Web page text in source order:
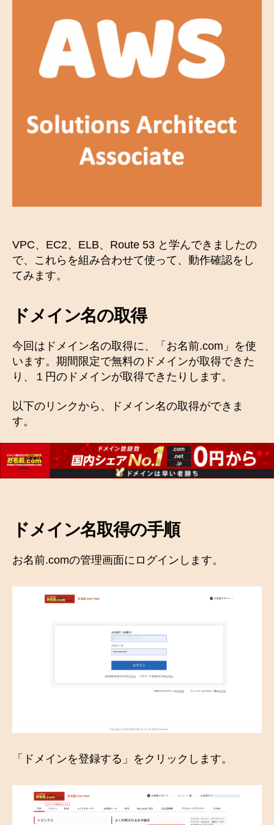
）
V
P
C
、
E
、
u
t
を
使
っ
て
み
る
の
VPC、EC2、ELB、Route 53 と学んできましたの
で、これらを組み合わせて使って、動作確認をし
てみます。
ドメイン名の取得
今回はドメイン名の取得に、「お名前.com」を使
います。期間限定で無料のドメインが取得できた
り、１円のドメインが取得できたりします。
以下のリンクから、ドメイン名の取得ができま
す。
ドメイン名取得の手順
お名前.comの管理画面にログインします。
「ドメインを登録する」をクリックします。